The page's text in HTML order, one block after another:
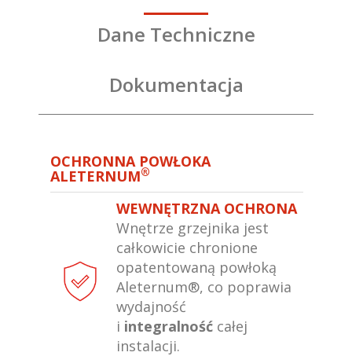
Dane Techniczne
Dokumentacja
OCHRONNA POWŁOKA
ALETERNUM®
WEWNĘTRZNA OCHRONA
Wnętrze grzejnika jest
całkowicie chronione
opatentowaną powłoką
Aleternum®, co poprawia
wydajność
i integralność całej
instalacji.